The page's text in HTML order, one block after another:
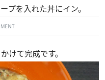
プを入れた丼にイン。
けて完成です。